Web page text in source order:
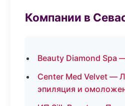
Компании в
Beauty Diamond Spa
Center Med Velvet —
эпиляция и